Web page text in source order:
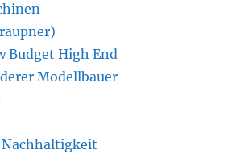
Budget High End
Modellbauer